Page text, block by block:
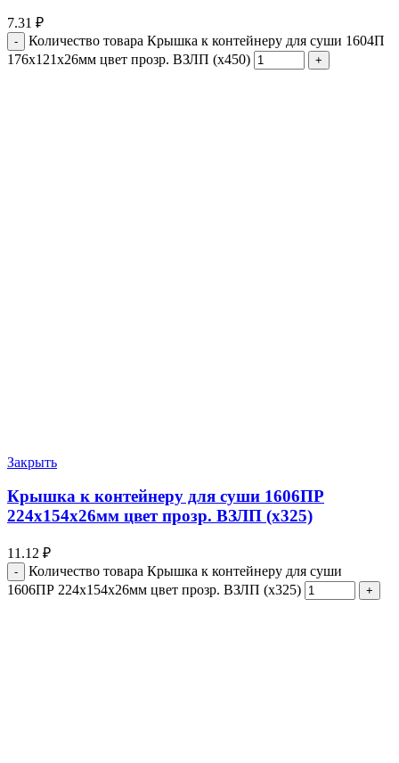
7.31 ₽
Количество товара Крышка к контейнеру для суши 1604П
176х121х26мм цвет прозр. ВЗЛП (х450)
Закрыть
Крышка к контейнеру для суши 1606ПР
224х154х26мм цвет прозр. ВЗЛП (х325)
11.12 ₽
Количество товара Крышка к контейнеру для суши
1606ПР 224х154х26мм цвет прозр. ВЗЛП (х325)